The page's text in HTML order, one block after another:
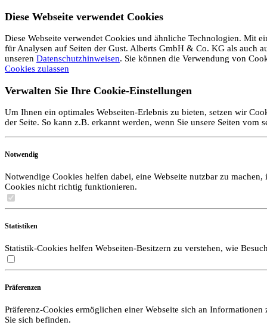
Diese Webseite verwendet Cookies
Diese Webseite verwendet Cookies und ähnliche Technologien. Mit
für Analysen auf Seiten der Gust. Alberts GmbH & Co. KG als auch
unseren Datenschutzhinweisen. Sie können die Verwendung von
Cookies zulassen
Verwalten Sie Ihre Cookie-Einstellungen
Um Ihnen ein optimales Webseiten-Erlebnis zu bieten, setzen wir
der Seite. So kann z.B. erkannt werden, wenn Sie unsere Seiten
Notwendig
Notwendige Cookies helfen dabei, eine Webseite nutzbar zu
Cookies nicht richtig funktionieren.
Statistiken
Statistik-Cookies helfen Webseiten-Besitzern zu verstehen, wie
Präferenzen
Präferenz-Cookies ermöglichen einer Webseite sich an
Sie sich befinden.